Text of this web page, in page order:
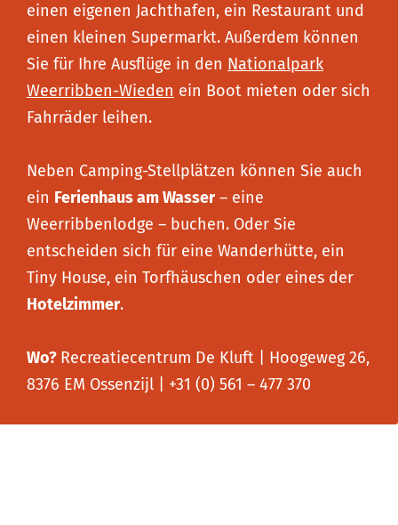
einen eigenen Jachthafen, ein Restaurant und
einen kleinen Supermarkt. Außerdem können
Sie für Ihre Ausflüge in den Nationalpark
Weerribben-Wieden ein Boot mieten oder sich
Fahrräder leihen.
Neben Camping-Stellplätzen können Sie auch
ein Ferienhaus am Wasser– eine
Weerribbenlodge – buchen. Oder Sie
entscheiden sich für eine Wanderhütte, ein
Tiny House, ein Torfhäuschen oder eines der
Hotelzimmer.
Wo? Recreatiecentrum De Kluft | Hoogeweg 26,
8376 EM Ossenzijl | +31 (0) 561 – 477 370